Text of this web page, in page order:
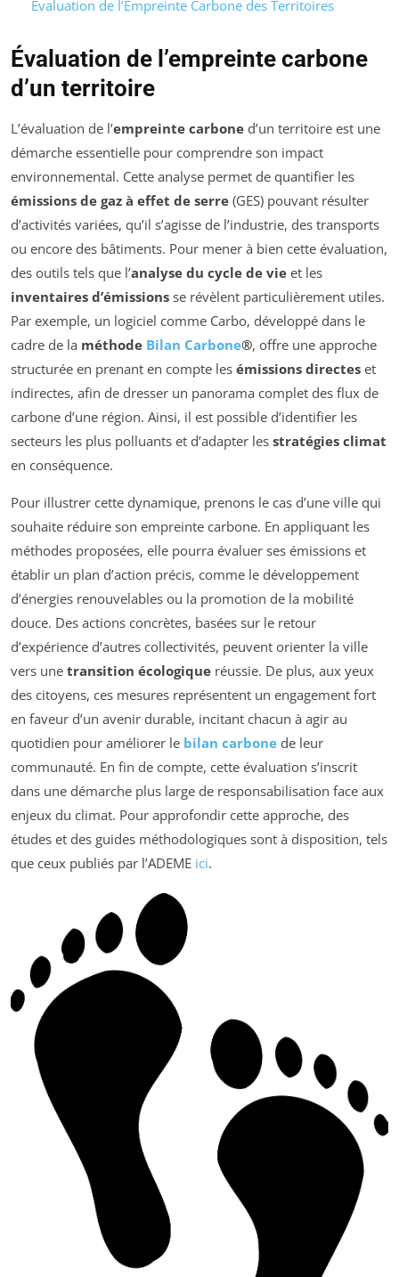
Évaluation de l’Empreinte Carbone des Territoires
Évaluation de l’empreinte carbone
d’un territoire
L’évaluation de l’empreinte carbone d’un territoire est une
démarche essentielle pour comprendre son impact
environnemental. Cette analyse permet de quantifier les
émissions de gaz à effet de serre (GES) pouvant résulter
d’activités variées, qu’il s’agisse de l’industrie, des transports
ou encore des bâtiments. Pour mener à bien cette évaluation,
des outils tels que l’analyse du cycle de vie et les
inventaires d’émissions se révèlent particulièrement utiles.
Par exemple, un logiciel comme Carbo, développé dans le
cadre de la méthode Bilan Carbone®, offre une approche
structurée en prenant en compte les émissions directes et
indirectes, afin de dresser un panorama complet des flux de
carbone d’une région. Ainsi, il est possible d’identifier les
secteurs les plus polluants et d’adapter les stratégies climat
en conséquence.
Pour illustrer cette dynamique, prenons le cas d’une ville qui
souhaite réduire son empreinte carbone. En appliquant les
méthodes proposées, elle pourra évaluer ses émissions et
établir un plan d’action précis, comme le développement
d’énergies renouvelables ou la promotion de la mobilité
douce. Des actions concrètes, basées sur le retour
d’expérience d’autres collectivités, peuvent orienter la ville
vers une transition écologique réussie. De plus, aux yeux
des citoyens, ces mesures représentent un engagement fort
en faveur d’un avenir durable, incitant chacun à agir au
quotidien pour améliorer le bilan carbone de leur
communauté. En fin de compte, cette évaluation s’inscrit
dans une démarche plus large de responsabilisation face aux
enjeux du climat. Pour approfondir cette approche, des
études et des guides méthodologiques sont à disposition, tels
que ceux publiés par l’ADEME ici.